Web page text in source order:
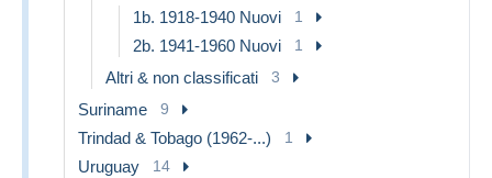
1b. 1918-1940 Nuovi 1
2b. 1941-1960 Nuovi 1
Altri & non classificati 3
Suriname 9
Trindad & Tobago (1962-...) 1
Uruguay 14